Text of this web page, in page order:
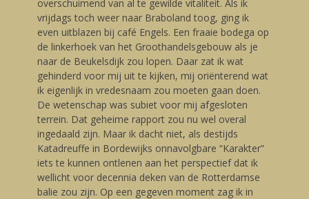
overschuimend van al te gewilde vitaliteit. Als ik
vrijdags toch weer naar Braboland toog, ging ik
even uitblazen bij café Engels. Een fraaie bodega op
de linkerhoek van het Groothandelsgebouw als je
naar de Beukelsdijk zou lopen. Daar zat ik wat
gehinderd voor mij uit te kijken, mij oriënterend wat
ik eigenlijk in vredesnaam zou moeten gaan doen.
De wetenschap was subiet voor mij afgesloten
terrein. Dat geheime rapport zou nu wel overal
ingedaald zijn. Maar ik dacht niet, als destijds
Katadreuffe in Bordewijks onnavolgbare “Karakter”
iets te kunnen ontlenen aan het perspectief dat ik
wellicht voor decennia deken van de Rotterdamse
balie zou zijn. Op een gegeven moment zag ik in